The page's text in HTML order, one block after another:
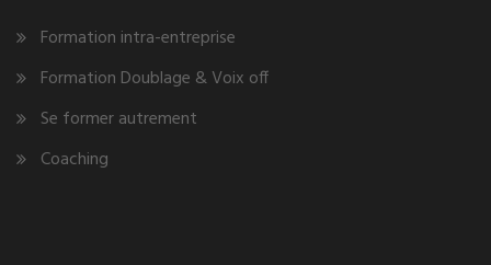
Formation intra-entreprise
Formation Doublage & Voix off
Se former autrement
Coaching